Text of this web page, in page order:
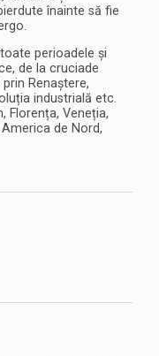
înainte să fie
perioadele și
de la cruciade
Renaștere,
industrială etc.
Florența, Veneția,
de Nord,